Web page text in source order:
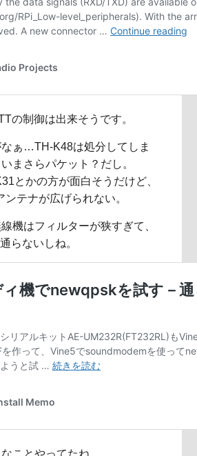
の制御は出来そうです。
ぁ…TH-K48は処分してしま
まさらパケット？だし。
とかの方が面白そうだけど、
テナが広げられない。
機はフィルターが狭すぎて、
らないしね。
ことやってたね。